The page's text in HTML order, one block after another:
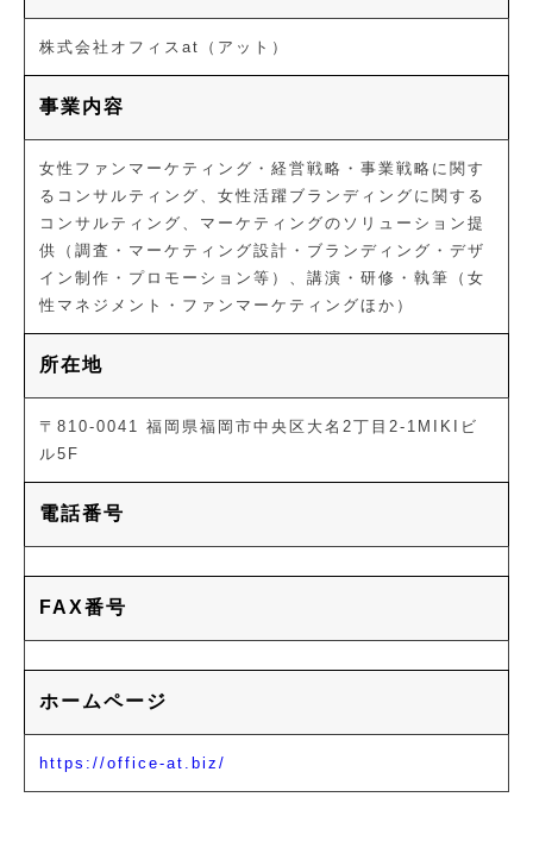
株式会社オフィスat（アット）
事業内容
女性ファンマーケティング・経営戦略・事業戦略に関す
るコンサルティング、女性活躍ブランディングに関する
コンサルティング、マーケティングのソリューション提
供（調査・マーケティング設計・ブランディング・デザ
イン制作・プロモーション等）、講演・研修・執筆（女
性マネジメント・ファンマーケティングほか）
所在地
〒810-0041 福岡県福岡市中央区大名2丁目2-1MIKIビ
ル5F
電話番号
FAX番号
ホームページ
https://office-at.biz/